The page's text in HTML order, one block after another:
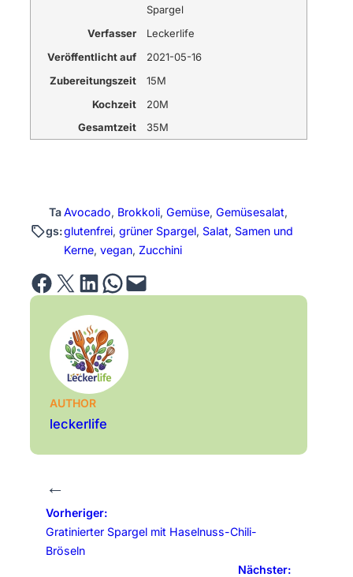
Spargel
Verfasser
Leckerlife
Veröffentlicht auf
2021-05-16
Zubereitungszeit
15M
Kochzeit
20M
Gesamtzeit
35M
Ta
gs:
Avocado, Brokkoli, Gemüse, Gemüsesalat
glutenfrei, grüner Spargel, Salat, Samen und
Kerne, vegan, Zucchini
Share on Facebook Email this Page Share on LinkedIn Share on WhatsApp Email this Page
AUTHOR
leckerlife
←
Vorheriger:
Gratinierter Spargel mit Haselnuss-Chili-
Bröseln
Nächster: